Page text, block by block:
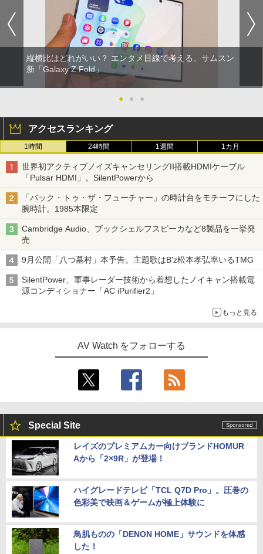
縦横比はどれがいい？ エンタメ目線で考える、サムスン
新「Galaxy Z Fold」
● ● ●
アクセスランキング
1時間 24時間 1週間 1カ月
世界初アクティブノイズキャンセリングII搭載HDMIケーブル
「Pulsar HDMI」。SilentPowerから
「バック・トゥ・ザ・フューチャー」の時計台をモチーフにした
腕時計。1985本限定
Cambridge Audio、ブックシェルフスピーカなど8製品を一挙発
売
9月公開「八つ墓村」本予告。主題歌はB'z松本孝弘率いるTMG
SilentPower、軍事レーダー技術から着想したノイキャン搭載電
源コンディショナー「AC iPurifier2」
もっと見る
AV Watch をフォローする
Special Site
レイズのプレミアムカー向けブランドHOMUR
Aから「2×9R」が登場！
ハイグレードテレビ「TCL Q7D Pro」。圧巻の
色彩美で映画＆ゲームが極上体験に
鳥肌ものの「DENON HOME」サウンドを体感
した！